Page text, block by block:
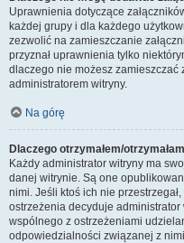
Uprawnienia dotyczące
każdej grupy i dla każdego
zezwolić na zamieszczanie
przyznał uprawnienia tylko
dlaczego nie możesz zamieszczać
administratorem witryny.
Na górę
Dlaczego otrzymałem/
Każdy administrator witryny ma
danej witrynie. Są one
nimi. Jeśli ktoś ich nie
ostrzeżenia decyduje
wspólnego z ostrzeżeniami
odpowiedzialności związanej z